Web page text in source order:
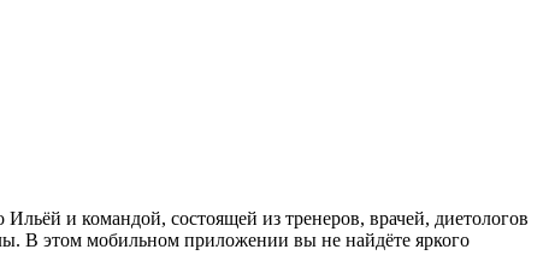
и командой, состоящей из тренеров, врачей, диетологов
В этом мобильном приложении вы не найдёте яркого